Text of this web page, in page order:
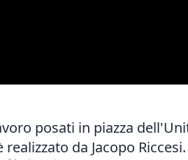
posati in piazza
da Jacopo Riccesi.